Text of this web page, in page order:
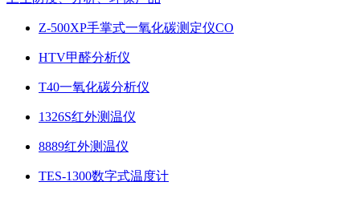
Z-500XP手掌式一氧化碳测定仪CO
HTV甲醛分析仪
T40一氧化碳分析仪
1326S红外测温仪
8889红外测温仪
TES-1300数字式温度计